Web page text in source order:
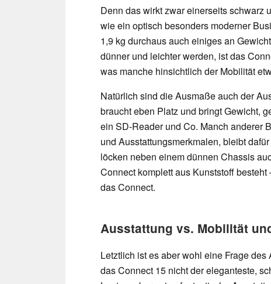
Denn das wirkt zwar einerseits schwarz
wie ein optisch besonders moderner
1,9 kg durchaus auch einiges an
dünner und leichter werden, ist das
was manche hinsichtlich der Mobilität
Natürlich sind die Ausmaße auch der
braucht eben Platz und bringt Gewicht,
ein SD-Reader und Co. Manch anderer
und Ausstattungsmerkmalen, bleibt
löcken neben einem dünnen Chassis
Connect komplett aus Kunststoff
das Connect.
Ausstattung vs. Mobilität
Letztlich ist es aber wohl eine Frage
das Connect 15 nicht der eleganteste,